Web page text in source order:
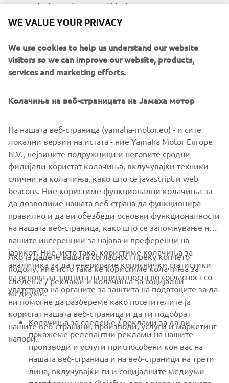
course the legendary speed blocks.
XJR owners can take any or all of the Dissident pieces
machines. Contact them here to make the first step:
www.itrocksbikes.com
CORPORATE
FOR BUSINESS
MORE YAMAHA
SUPPORT
WE VALUE YOUR PRIVACY
We use cookies to help us understand our website
visitors so we can improve our website, products,
services and marketing efforts.
Колачиња на веб-страницата на Јамаха мотор
На нашата веб-страница (yamaha-motor.eu) - и сите
локални верзии на истата - ние Yamaha Motor Europe
N.V., нејзините подружници и неговите сродни
филијали користат колачиња, вклучувајќи техники
слични на колачиња, како што се javascript и web
beacons. Ние користиме функционални колачиња за
да дозволиме нашата веб-страна да функционира
правилно и да ви обезбеди основни функционалности
на нашата веб-страница, како што се запомнување на
вашите ингеренции за најава и преференци на
јазикот. Ние, исто така, користиме колачиња за
аналитика за да генерираме кориснички статистики
на основа за заштита на приватноста во согласност со
упатствата на органите за заштита на податоците за да
ни помогне да разбереме како посетителите ја
користат нашата веб-страница и да ги подобрат
нашите веб-страници, производи, услуги и маркетинг
напори.
Ако ја дадете вашата согласност преку копчето
подолу, ние исто така ќе користиме колачиња за
следење / реклами и колачиња за социјални
медиуми:
Колачиња за следење / реклами за да ви
покажеме релевантни реклами на нашите
производи и услуги приспособени кон вас на
нашата веб-страница и на веб-страници на трети
лица, вклучувајќи ги и социјалните медиуми